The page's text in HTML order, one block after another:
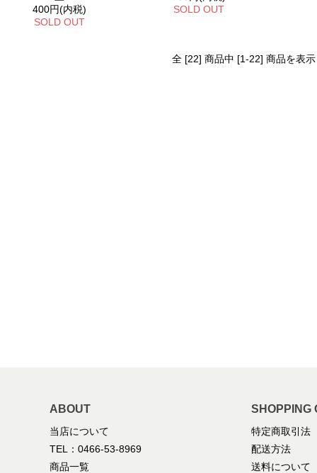
400円(内税)
SOLD OUT
SOLD OUT
全 [22] 商品中 [1-22] 商品を表
ABOUT
当店について
TEL：0466-53-8969
商品一覧
SHOPPING
特定商取引法
配送方法
送料について